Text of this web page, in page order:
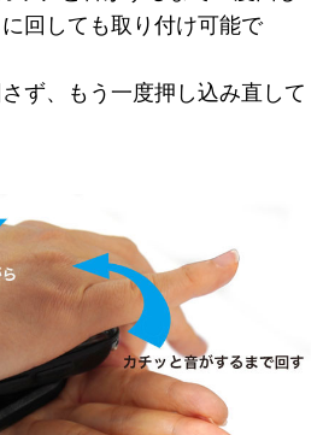
回しても取り付け可能で
ず、もう一度押し込み直して